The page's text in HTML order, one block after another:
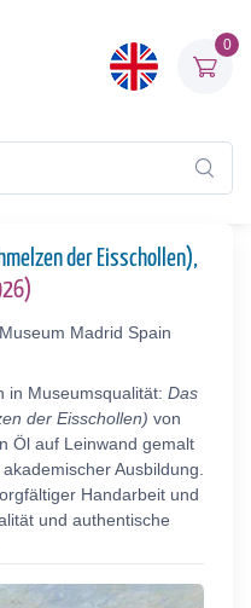
0
der Eisschollen),
Madrid Spain
in Museumsqualität: Das
der Eisschollen) von
Öl auf Leinwand gemalt
Ausbildung.
Handarbeit und
und authentische